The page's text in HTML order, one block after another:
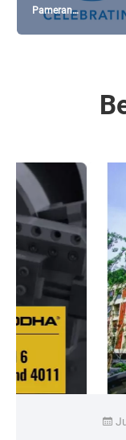
Pameran
Jul 03,2020